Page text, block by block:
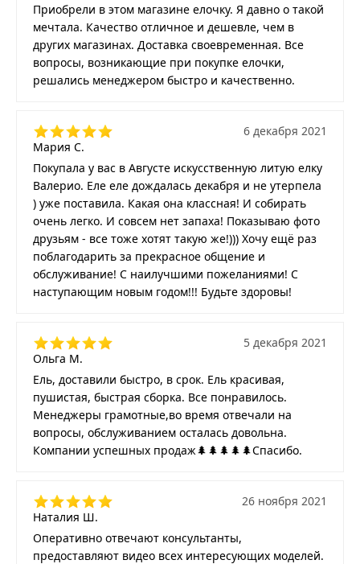
Приобрели в этом магазине елочку. Я давно о такой
мечтала. Качество отличное и дешевле, чем в
других магазинах. Доставка своевременная. Все
вопросы, возникающие при покупке елочки,
решались менеджером быстро и качественно.
Мария С.
6 декабря 2021
Покупала у вас в Августе искусственную литую елку
Валерио. Еле еле дождалась декабря и не утерпела
) уже поставила. Какая она классная! И собирать
очень легко. И совсем нет запаха! Показываю фото
друзьям - все тоже хотят такую же!))) Хочу ещё раз
поблагодарить за прекрасное общение и
обслуживание! С наилучшими пожеланиями! С
наступающим новым годом!!! Будьте здоровы!
Ольга М.
5 декабря 2021
Ель, доставили быстро, в срок. Ель красивая,
пушистая, быстрая сборка. Все понравилось.
Менеджеры грамотные,во время отвечали на
вопросы, обслуживанием осталась довольна.
Компании успешных продаж🌲🌲🌲🌲🌲Спасибо.
Наталия Ш.
26 ноября 2021
Оперативно отвечают консультанты,
предоставляют видео всех интересующих моделей.